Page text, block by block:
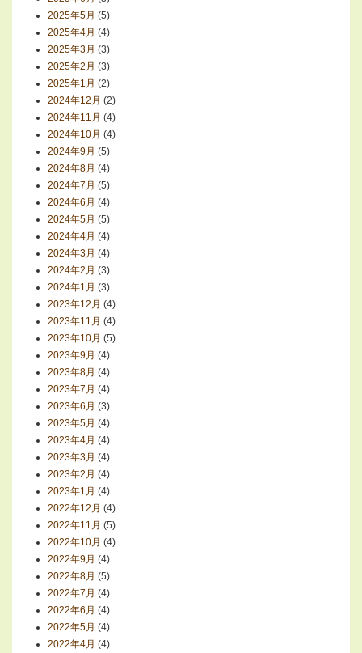
2025年5月 (5)
2025年4月 (4)
2025年3月 (3)
2025年2月 (3)
2025年1月 (2)
2024年12月 (2)
2024年11月 (4)
2024年10月 (4)
2024年9月 (5)
2024年8月 (4)
2024年7月 (5)
2024年6月 (4)
2024年5月 (5)
2024年4月 (4)
2024年3月 (4)
2024年2月 (3)
2024年1月 (3)
2023年12月 (4)
2023年11月 (4)
2023年10月 (5)
2023年9月 (4)
2023年8月 (4)
2023年7月 (4)
2023年6月 (3)
2023年5月 (4)
2023年4月 (4)
2023年3月 (4)
2023年2月 (4)
2023年1月 (4)
2022年12月 (4)
2022年11月 (5)
2022年10月 (4)
2022年9月 (4)
2022年8月 (5)
2022年7月 (4)
2022年6月 (4)
2022年5月 (4)
2022年4月 (4)